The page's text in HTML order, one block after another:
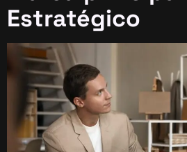
Estratégico